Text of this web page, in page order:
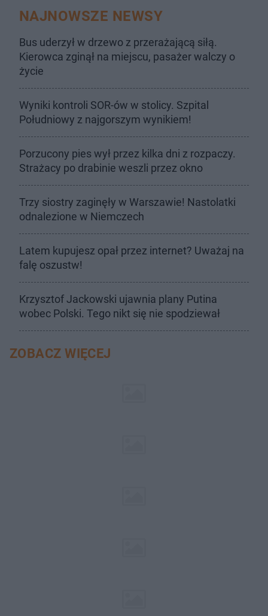
NAJNOWSZE NEWSY
Bus uderzył w drzewo z przerażającą siłą.
Kierowca zginął na miejscu, pasażer walczy o
życie
Wyniki kontroli SOR-ów w stolicy. Szpital
Południowy z najgorszym wynikiem!
Porzucony pies wył przez kilka dni z rozpaczy.
Strażacy po drabinie weszli przez okno
Trzy siostry zaginęły w Warszawie! Nastolatki
odnalezione w Niemczech
Latem kupujesz opał przez internet? Uważaj na
falę oszustw!
Krzysztof Jackowski ujawnia plany Putina
wobec Polski. Tego nikt się nie spodziewał
ZOBACZ WIĘCEJ